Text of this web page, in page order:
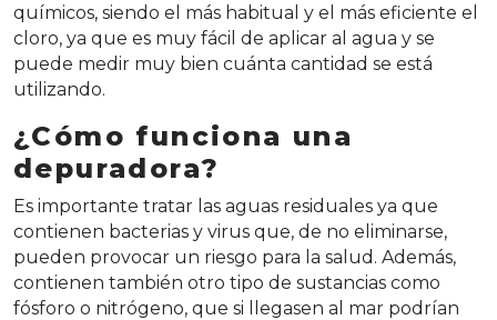
químicos, siendo el más habitual y el más eficiente el
cloro, ya que es muy fácil de aplicar al agua y se
puede medir muy bien cuánta cantidad se está
utilizando.
¿Cómo funciona una
depuradora?
Es importante tratar las aguas residuales ya que
contienen bacterias y virus que, de no eliminarse,
pueden provocar un riesgo para la salud. Además,
contienen también otro tipo de sustancias como
fósforo o nitrógeno, que si llegasen al mar podrían